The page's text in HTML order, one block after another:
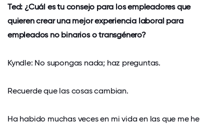
Ted: ¿Cuál es tu consejo para los empleadores que
quieren crear una mejor experiencia laboral para
empleados no binarios o transgénero?
Kyndle: No supongas nada; haz preguntas.
Recuerde que las cosas cambian.
Ha habido muchas veces en mi vida en las que me he